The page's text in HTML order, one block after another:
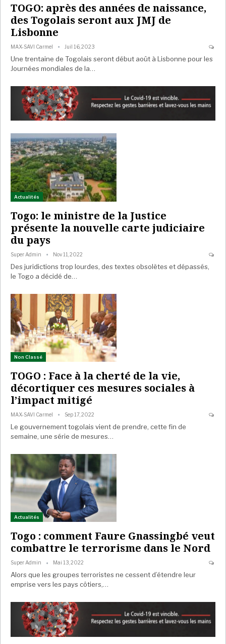
TOGO: après des années de naissance,
des Togolais seront aux JMJ de
Lisbonne
MAX-SAVI Carmel Juil 16, 2023
Une trentaine de Togolais seront début août à Lisbonne pour les
Journées mondiales de la…
Actualités
Togo: le ministre de la Justice
présente la nouvelle carte judiciaire
du pays
Super Admin Nov 11, 2022
Des juridictions trop lourdes, des textes obsolètes et dépassés,
le Togo a décidé de…
Non Classé
TOGO : Face à la cherté de la vie,
décortiquer ces mesures sociales à
l’impact mitigé
MAX-SAVI Carmel Sep 17, 2022
Le gouvernement togolais vient de prendre, cette fin de
semaine, une série de mesures…
Actualités
Togo : comment Faure Gnassingbé veut
combattre le terrorisme dans le Nord
Super Admin Mai 13, 2022
Alors que les groupes terroristes ne cessent d’étendre leur
emprise vers les pays côtiers,…